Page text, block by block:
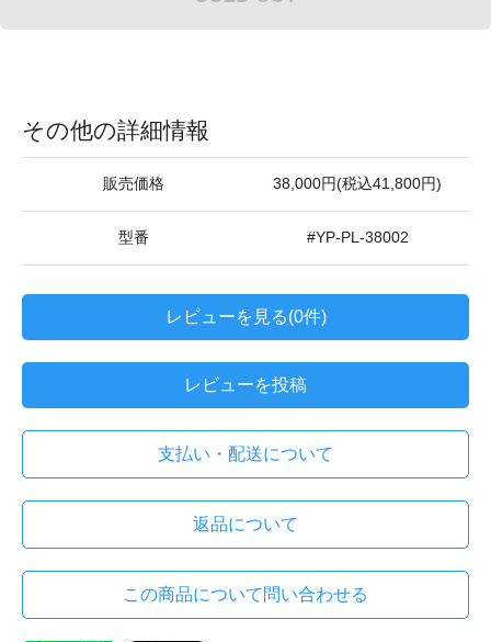
その他の詳細情報
販売価格 38,000円(税込41,800円)
型番 #YP-PL-38002
レビューを見る(0件)
レビューを投稿
支払い・配送について
返品について
この商品について問い合わせる